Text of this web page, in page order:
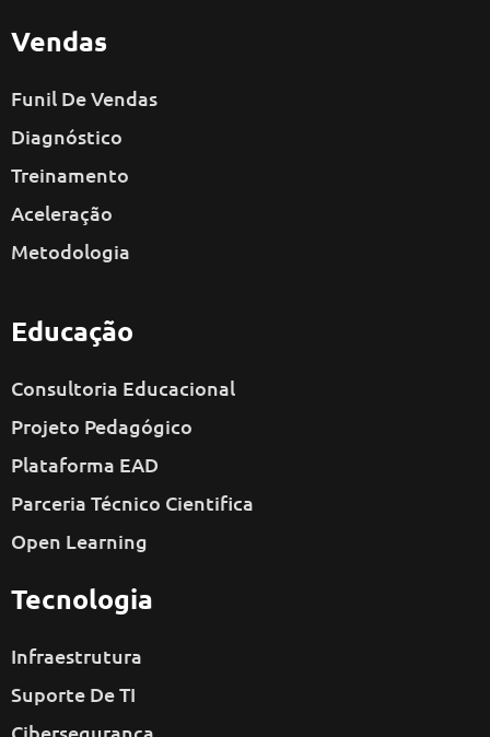
Vendas
Funil De Vendas
Diagnóstico
Treinamento
Aceleração
Metodologia
Educação
Consultoria Educacional
Projeto Pedagógico
Plataforma EAD
Parceria Técnico Cientifica
Open Learning
Tecnologia
Infraestrutura
Suporte De TI
Cibersegurança